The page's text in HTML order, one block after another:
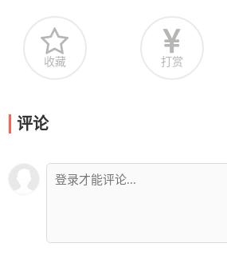
收藏 打赏
评论